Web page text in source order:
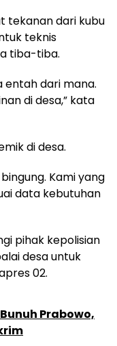
tekanan dari kubu
teknis
tiba-tiba.
dari mana.
di desa,” kata
di desa.
Kami yang
data kebutuhan
pihak kepolisian
desa untuk
02.
Prabowo,